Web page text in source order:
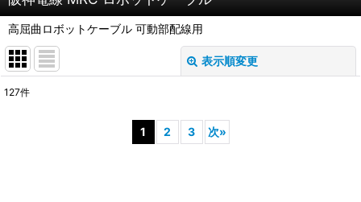
高屈曲ロボットケーブル 可動部配線用
表示順変更
サブカテゴリ
127件
1 2 3 次»